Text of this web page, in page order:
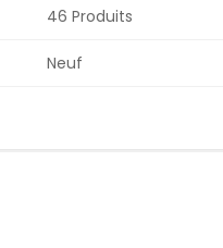
46 Produits
Neuf